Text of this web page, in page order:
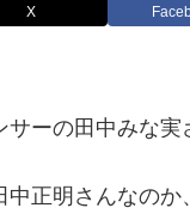
X
サーの田中みな
中正明さんなのか